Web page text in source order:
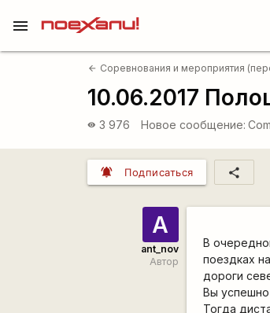
menu
arrow_back Соревнования и мероприятия
10.06.2017
visibility 3 976 Новое сообщение:
notifications_active Подписаться share
А
ant_nov
Автор
В
поездках
дороги
Вы
Тогда